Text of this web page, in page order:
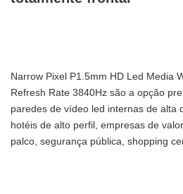
Narrow Pixel P1.5mm HD Led Media
Refresh Rate 3840Hz são a opção
paredes de vídeo led internas de alta
hotéis de alto perfil, empresas de
palco, segurança pública, shopping